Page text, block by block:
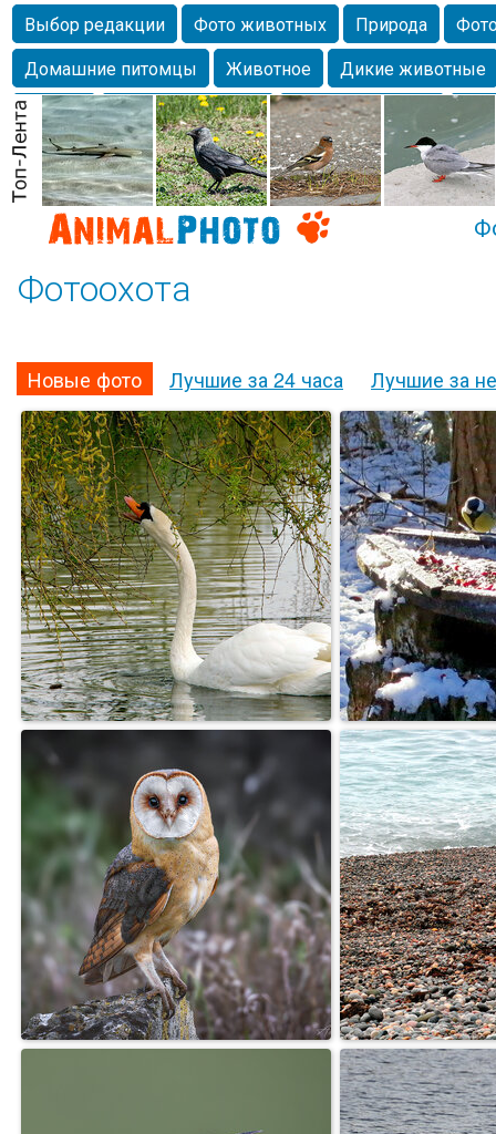
Выбор редакции Фото животных Природа
Домашние питомцы
Животное
Дикие животные
Собаки
Alexanderandronik Млекопитающие
Морда
Собачка Осень Портрет
Домашние
Насекомое
Коты Lebert Дикие птицы Утка
Фотоохота
Новые фото Лучшие за 24 часа Лучшие за